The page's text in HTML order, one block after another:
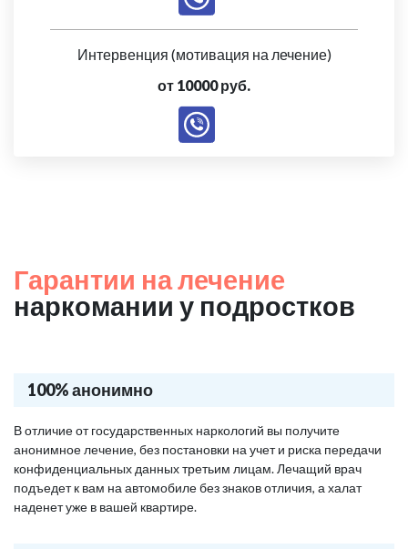
Интервенция (мотивация на лечение)
от 10000 руб.
Гарантии на лечение
наркомании у подростков
100% анонимно
В отличие от государственных наркологий вы получите
анонимное лечение, без постановки на учет и риска передачи
конфиденциальных данных третьим лицам. Лечащий врач
подъедет к вам на автомобиле без знаков отличия, а халат
наденет уже в вашей квартире.